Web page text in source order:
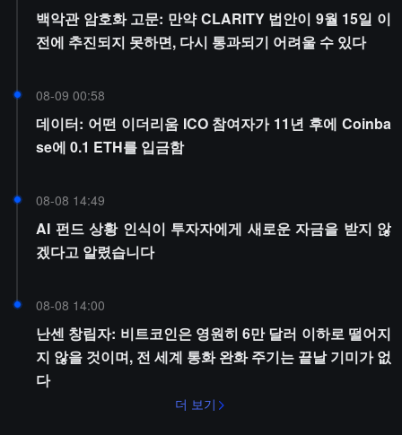
백악관 암호화 고문: 만약 CLARITY 법안이 9월 15일 이
전에 추진되지 못하면, 다시 통과되기 어려울 수 있다
08-09 00:58
데이터: 어떤 이더리움 ICO 참여자가 11년 후에 Coinba
se에 0.1 ETH를 입금함
08-08 14:49
AI 펀드 상황 인식이 투자자에게 새로운 자금을 받지 않
겠다고 알렸습니다
08-08 14:00
난센 창립자: 비트코인은 영원히 6만 달러 이하로 떨어지
지 않을 것이며, 전 세계 통화 완화 주기는 끝날 기미가 없
다
더 보기